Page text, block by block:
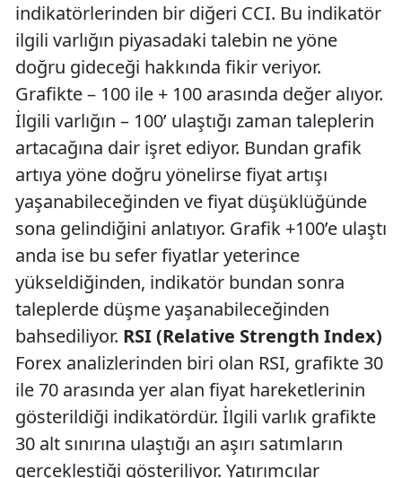
indikatörlerinden bir diğeri CCI. Bu indikatör
ilgili varlığın piyasadaki talebin ne yöne
doğru gideceği hakkında fikir veriyor.
Grafikte – 100 ile + 100 arasında değer alıyor.
İlgili varlığın – 100’ ulaştığı zaman taleplerin
artacağına dair işret ediyor. Bundan grafik
artıya yöne doğru yönelirse fiyat artışı
yaşanabileceğinden ve fiyat düşüklüğünde
sona gelindiğini anlatıyor. Grafik +100’e ulaştı
anda ise bu sefer fiyatlar yeterince
yükseldiğinden, indikatör bundan sonra
taleplerde düşme yaşanabileceğinden
bahsediliyor. RSI (Relative Strength Index)
Forex analizlerinden biri olan RSI, grafikte 30
ile 70 arasında yer alan fiyat hareketlerinin
gösterildiği indikatördür. İlgili varlık grafikte
30 alt sınırına ulaştığı an aşırı satımların
gerçekleştiği gösteriliyor. Yatırımcılar